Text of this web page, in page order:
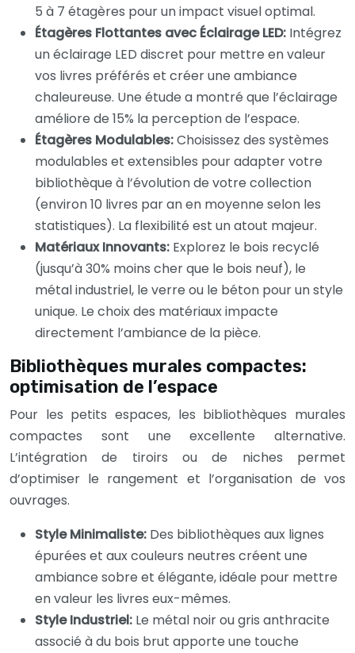
5 à 7 étagères pour un impact visuel optimal.
Étagères Flottantes avec Éclairage LED: Intégrez
un éclairage LED discret pour mettre en valeur
vos livres préférés et créer une ambiance
chaleureuse. Une étude a montré que l’éclairage
améliore de 15% la perception de l’espace.
Étagères Modulables:Choisissez des systèmes
modulables et extensibles pour adapter votre
bibliothèque à l’évolution de votre collection
(environ 10 livres par an en moyenne selon les
statistiques). La flexibilité est un atout majeur.
Matériaux Innovants: Explorez le bois recyclé
(jusqu’à 30% moins cher que le bois neuf), le
métal industriel, le verre ou le béton pour un style
unique. Le choix des matériaux impacte
directement l’ambiance de la pièce.
Bibliothèques murales compactes:
optimisation de l’espace
Pour les petits espaces, les bibliothèques murales
compactes sont une excellente alternative.
L’intégration de tiroirs ou de niches permet
d’optimiser le rangement et l’organisation de vos
ouvrages.
Style Minimaliste: Des bibliothèques aux lignes
épurées et aux couleurs neutres créent une
ambiance sobre et élégante, idéale pour mettre
en valeur les livres eux-mêmes.
Style Industriel: Le métal noir ou gris anthracite
associé à du bois brut apporte une touche